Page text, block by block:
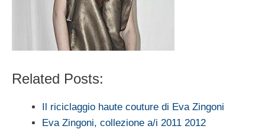
Related Posts:
Il riciclaggio haute couture di Eva Zingoni
Eva Zingoni, collezione a/i 2011 2012